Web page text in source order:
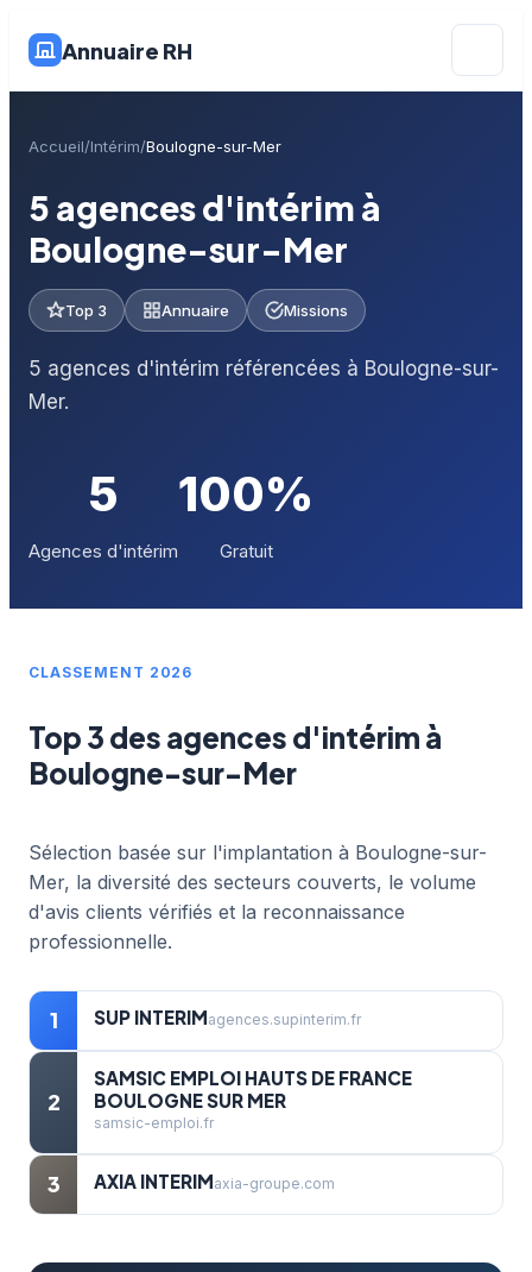
Annuaire RH
Accueil Intérim Boulogne-sur-Mer
5 agences d'intérim à
Boulogne-sur-Mer
Top 3 Annuaire Missions
5 agences d'intérim référencées à Boulogne-sur-
Mer.
5
Agences d'intérim
100%
Gratuit
CLASSEMENT 2026
Top 3 des agences d'intérim à
Boulogne-sur-Mer
Sélection basée sur l'implantation à Boulogne-sur-
Mer, la diversité des secteurs couverts, le volume
d'avis clients vérifiés et la reconnaissance
professionnelle.
1 SUP INTERIMagences.supinterim.fr
2
SAMSIC EMPLOI HAUTS DE FRANCE
BOULOGNE SUR MER
samsic-emploi.fr
3 AXIA INTERIMaxia-groupe.com